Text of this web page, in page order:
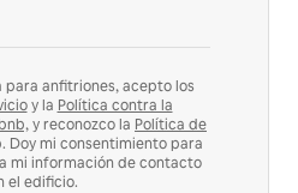
anfitriones, acepto los
y la Política contra la
y reconozco la Política de
Doy mi consentimiento para
mi información de contacto
el edificio.